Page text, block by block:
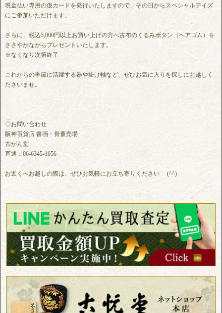
現金払い専用の仮カードを発行いたしますので、その日からスペシャルデイズ
にご参加いただけます。
さらに、税込5,000円以上お買い上げの方へ古布のくるみボタン（ヘアゴム）を
ささやかながらプレゼントいたします。
※なくなり次第終了
これからの季節に活躍する器や掛け軸など、ぜひお気に入りを探しにお越しく
ださいませ。
◇お問い合わせ
阪神百貨店 書画・骨董売場
古がん堂
直通：06-6345-1656
お近くへお越しの際は、ぜひお気軽にお立ち寄りください (^^)